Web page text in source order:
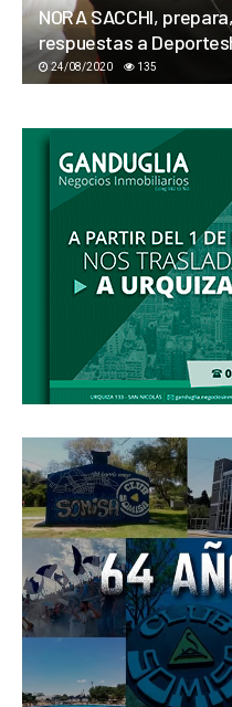
NORA SACCHI,
respuestas a
24/08/2020 135